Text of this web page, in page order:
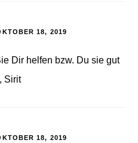
18, 2019
Dir helfen bzw. Du sie gut
Sirit
18, 2019